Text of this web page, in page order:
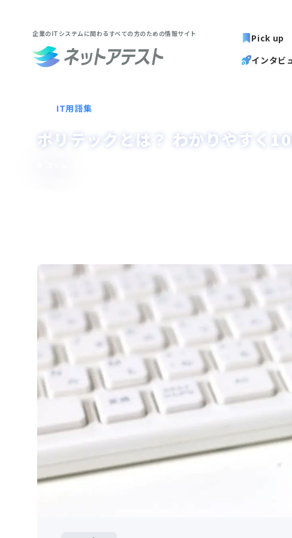
企業のITシステムに関わるすべての方のための情報サイト Pick up
インタビ
IT用語集
ポリテックとは？ わかりやすく